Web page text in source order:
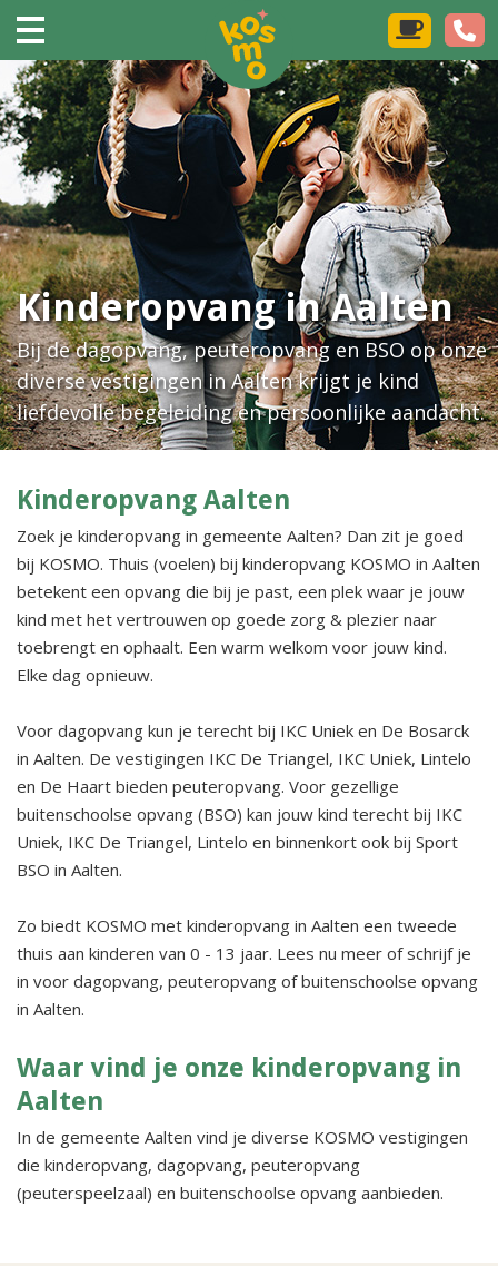
Kinderopvang in Aalten
Bij de dagopvang, peuteropvang en BSO op onze
diverse vestigingen in Aalten krijgt je kind
liefdevolle begeleiding en persoonlijke aandacht.
Kinderopvang Aalten
Zoek je kinderopvang in gemeente Aalten? Dan zit je goed
bij KOSMO. Thuis (voelen) bij kinderopvang KOSMO in Aalten
betekent een opvang die bij je past, een plek waar je jouw
kind met het vertrouwen op goede zorg & plezier naar
toebrengt en ophaalt. Een warm welkom voor jouw kind.
Elke dag opnieuw.
Voor dagopvang kun je terecht bij IKC Uniek en De Bosarck
in Aalten. De vestigingen IKC De Triangel, IKC Uniek, Lintelo
en De Haart bieden peuteropvang. Voor gezellige
buitenschoolse opvang (BSO) kan jouw kind terecht bij IKC
Uniek, IKC De Triangel, Lintelo en binnenkort ook bij Sport
BSO in Aalten.
Zo biedt KOSMO met kinderopvang in Aalten een tweede
thuis aan kinderen van 0 - 13 jaar. Lees nu meer of schrijf je
in voor dagopvang, peuteropvang of buitenschoolse opvang
in Aalten.
Waar vind je onze kinderopvang in
Aalten
In de gemeente Aalten vind je diverse KOSMO vestigingen
die kinderopvang, dagopvang, peuteropvang
(peuterspeelzaal) en buitenschoolse opvang aanbieden.